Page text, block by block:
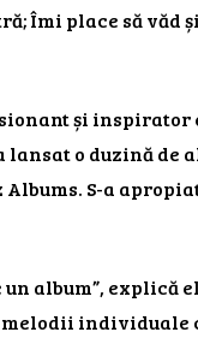
Îmi place să
și inspirator
o duzină de
S-a
un album”,
melodii